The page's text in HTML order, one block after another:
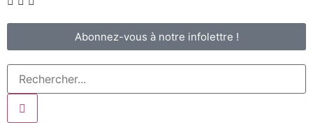
Abonnez-vous à notre infolettre !